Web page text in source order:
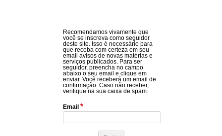
Recomendamos vivamente que
você se inscreva como seguidor
deste site. Isso é necessário para
que receba com certeza em seu
email avisos de novas matérias e
serviços publicados. Para ser
seguidor, preencha no campo
abaixo o seu email e clique em
enviar. Você receberá um email de
confirmação. Caso não receber,
verifique na sua caixa de spam.
Email *